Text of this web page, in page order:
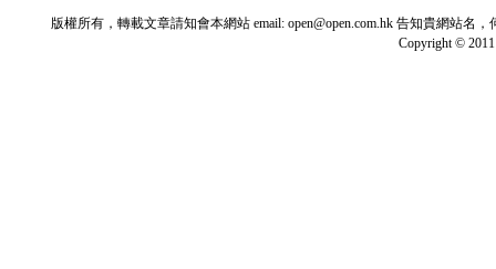
版權所有，轉載文章請知會本網站 email: open@open.com.hk 告知貴網站
Copyright © 2011